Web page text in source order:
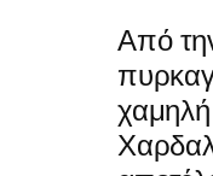
Από